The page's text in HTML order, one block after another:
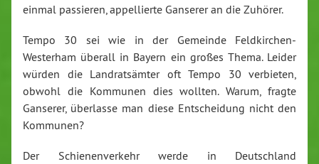
einmal passieren, appellierte Ganserer an die Zuhörer.
Tempo 30 sei wie in der Gemeinde Feldkirchen-
Westerham überall in Bayern ein großes Thema. Leider
würden die Landratsämter oft Tempo 30 verbieten,
obwohl die Kommunen dies wollten. Warum, fragte
Ganserer, überlasse man diese Entscheidung nicht den
Kommunen?
Der Schienenverkehr werde in Deutschland